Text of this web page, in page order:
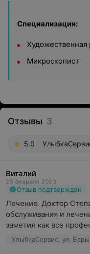
Специализация:
Художественная
Микроскопист
Отзывы 3
5.0
Виталий
25 февраля 2023
Отзыв подтвержден
Лечение. Доктор
обслуживания и
заметил как все
УлыбкаСервис, ул.